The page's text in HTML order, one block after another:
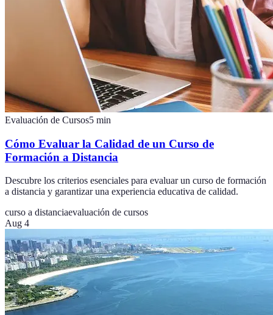
Evaluación de Cursos5 min
Cómo Evaluar la Calidad de un Curso de
Formación a Distancia
Descubre los criterios esenciales para evaluar un curso de formación
a distancia y garantizar una experiencia educativa de calidad.
curso a distanciaevaluación de cursos
Aug 4